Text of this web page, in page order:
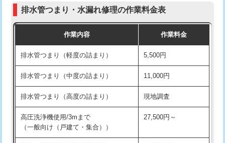
追加人工 16,500円
現場見積
※給水管工事は20mmまでの価格です。
交換・取付（その他部品） 11,000円+材料費
持込商品取付（単水栓） 13,200円
持込商品取付（混合水栓） 16,500円
持込商品取付（浄水器・分岐水栓） 16,500円
給水管工事※（ホール加工) 16,500円
給水管工事※（バンド止め) 3,300円
給水管工事※（支持金具設置)
排水管つまり・水漏れ修理の作業料金表
作業内容 作業料金
排水管つまり（軽度の詰まり） 5,500円
排水管つまり（中度の詰まり） 11,000円
排水管つまり（高度の詰まり） 現地調査
高圧洗浄機使用/3mまで
（一般向け（戸建て・集合））
27,500円～